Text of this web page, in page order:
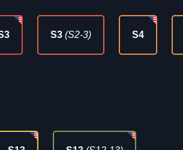
S3 (S2-3) S4